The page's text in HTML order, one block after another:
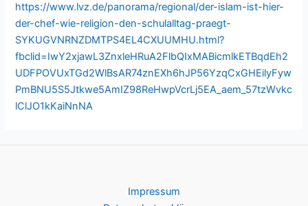
https://www.lvz.de/panorama/regional/der-islam-ist-hier-
der-chef-wie-religion-den-schulalltag-praegt-
SYKUGVNRNZDMTPS4EL4CXUUMHU.html?
fbclid=IwY2xjawL3ZnxleHRuA2FlbQIxMABicmlkETBqdEh2
UDFPOVUxTGd2WlBsAR74znEXh6hJP56YzqCxGHEilyFyw
PmBNU5S5Jtkwe5AmIZ98ReHwpVcrLj5EA_aem_57tzWvkc
lClJO1kKaiNnNA
Impressum